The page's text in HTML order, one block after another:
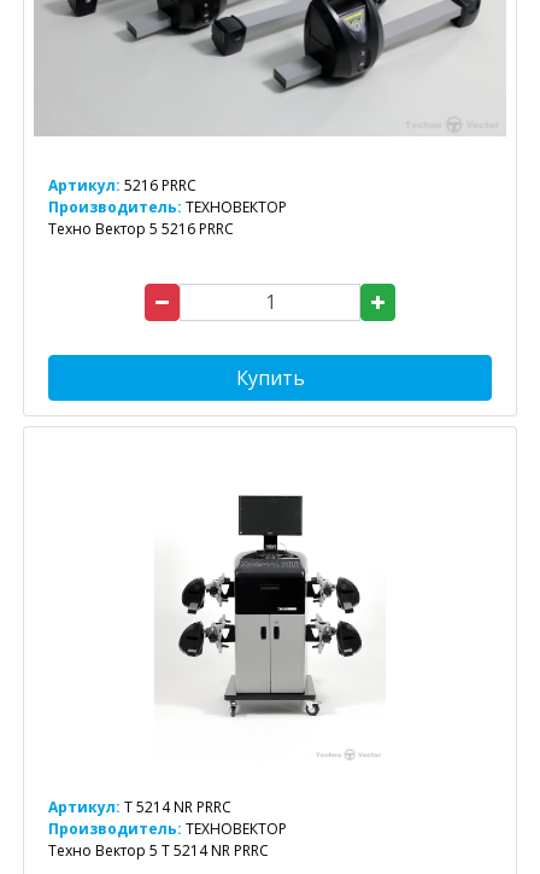
Артикул: 5216 PRRC
Производитель: ТЕХНОВЕКТОР
Техно Вектор 5 5216 PRRC
Купить
Артикул: T 5214 NR PRRC
Производитель: ТЕХНОВЕКТОР
Техно Вектор 5 T 5214 NR PRRC